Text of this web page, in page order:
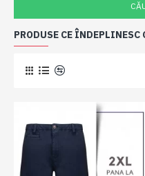
PRODUSE CE